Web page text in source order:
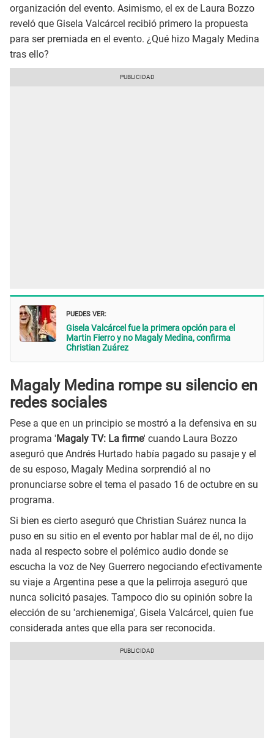
organización del evento. Asimismo, el ex de Laura Bozzo
reveló que Gisela Valcárcel recibió primero la propuesta
para ser premiada en el evento. ¿Qué hizo Magaly Medina
tras ello?
PUEDES VER:
Gisela Valcárcel fue la primera opción para el
Martin Fierro y no Magaly Medina, confirma
Christian Zuárez
Magaly Medina rompe su silencio en
redes sociales
Pese a que en un principio se mostró a la defensiva en su
programa 'Magaly TV: La firme' cuando Laura Bozzo
aseguró que Andrés Hurtado había pagado su pasaje y el
de su esposo, Magaly Medina sorprendió al no
pronunciarse sobre el tema el pasado 16 de octubre en su
programa.
Si bien es cierto aseguró que Christian Suárez nunca la
puso en su sitio en el evento por hablar mal de él, no dijo
nada al respecto sobre el polémico audio donde se
escucha la voz de Ney Guerrero negociando efectivamente
su viaje a Argentina pese a que la pelirroja aseguró que
nunca solicitó pasajes. Tampoco dio su opinión sobre la
elección de su 'archienemiga', Gisela Valcárcel, quien fue
considerada antes que ella para ser reconocida.